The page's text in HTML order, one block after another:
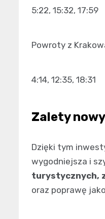
5:22, 15:32, 17:59
Powroty z
4:14, 12:35, 18:31
Zalety
Dzięki tym
wygodniejsza i
turystycznych,
oraz poprawę